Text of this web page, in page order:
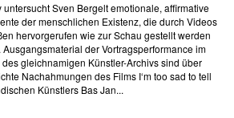
untersucht Sven Bergelt emotionale, affirmative
der menschlichen Existenz, die durch Videos
hervorgerufen wie zur Schau gestellt werden
der Vortragsperformance im
gleichnamigen Künstler-Archivs sind über
Nachahmungen des Films I‘m too sad to tell
Künstlers Bas Jan...